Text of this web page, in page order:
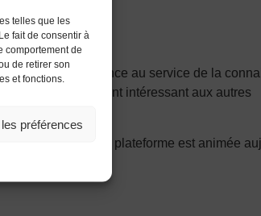
telles que les
fait de consentir à
comportement de
de retirer son
et fonctions.
préférences
unique en France au service de la
signaler un élément intéressant aux autres
358 240 €), cette plateforme est animée